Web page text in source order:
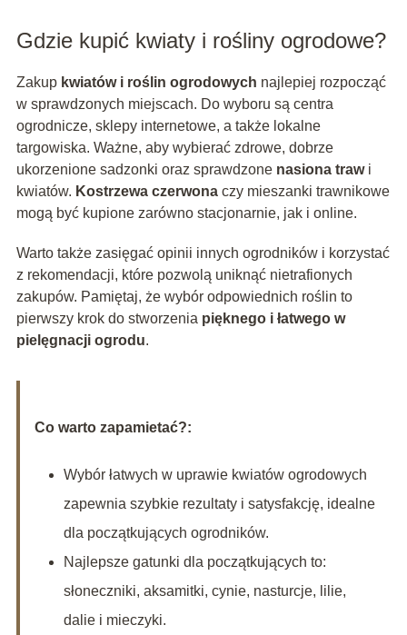
Gdzie kupić kwiaty i rośliny ogrodowe?
Zakup kwiatów i roślin ogrodowych najlepiej rozpocząć
w sprawdzonych miejscach. Do wyboru są centra
ogrodnicze, sklepy internetowe, a także lokalne
targowiska. Ważne, aby wybierać zdrowe, dobrze
ukorzenione sadzonki oraz sprawdzone nasiona trawi
kwiatów. Kostrzewa czerwonaczy mieszanki trawnikowe
mogą być kupione zarówno stacjonarnie, jak i online.
Warto także zasięgać opinii innych ogrodników i korzystać
z rekomendacji, które pozwolą uniknąć nietrafionych
zakupów. Pamiętaj, że wybór odpowiednich roślin to
pierwszy krok do stworzenia pięknego i łatwego w
pielęgnacji ogrodu.
Co warto zapamietać?:
Wybór łatwych w uprawie kwiatów ogrodowych
zapewnia szybkie rezultaty i satysfakcję, idealne
dla początkujących ogrodników.
Najlepsze gatunki dla początkujących to:
słoneczniki, aksamitki, cynie, nasturcje, lilie,
dalie i mieczyki.